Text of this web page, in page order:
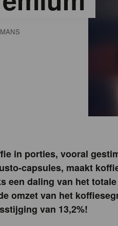
in porties, vooral
capsules, maakt
een daling van het
omzet van het
van 13,2%!